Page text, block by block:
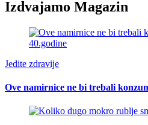
Izdvajamo Magazin
Jedite zdravije
Ove namirnice ne bi trebali